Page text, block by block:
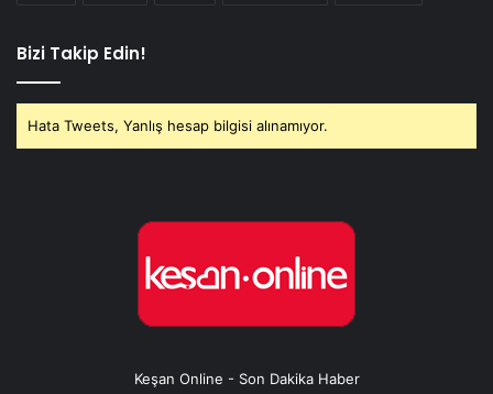
Bizi Takip Edin!
Hata Tweets, Yanlış hesap bilgisi alınamıyor.
Keşan Online - Son Dakika Haber